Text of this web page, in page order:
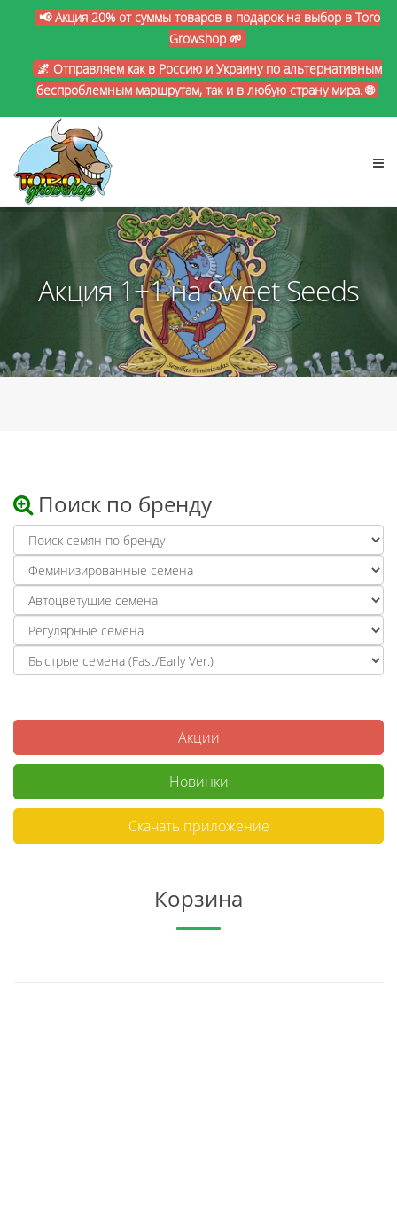
📢 Акция 20% от суммы товаров в подарок на выбор в Toro
Growshop 🌱
🌌 Отправляем как в Россию и Украину по альтернативным
беспроблемным маршрутам, так и в любую страну мира. 🌐
Акция 1+1 на Sweet Seeds
Поиск по бренду
Акции
Новинки
Скачать приложение
Корзина